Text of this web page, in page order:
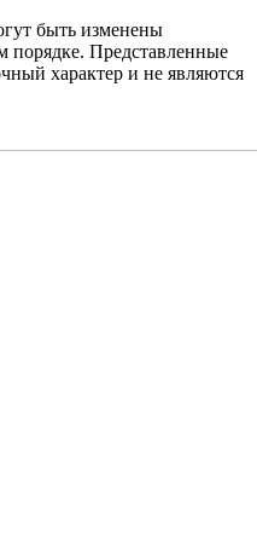
быть изменены
порядке. Представленные
характер и не являются